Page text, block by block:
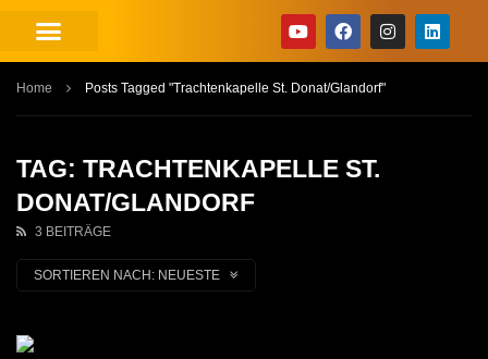
Home Posts Tagged "Trachtenkapelle St. Donat/Glandorf"
TAG: TRACHTENKAPELLE ST.
DONAT/GLANDORF
3 BEITRÄGE
SORTIEREN NACH: NEUESTE